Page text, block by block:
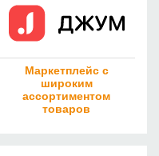
Маркетплейс с
широким
ассортиментом
товаров